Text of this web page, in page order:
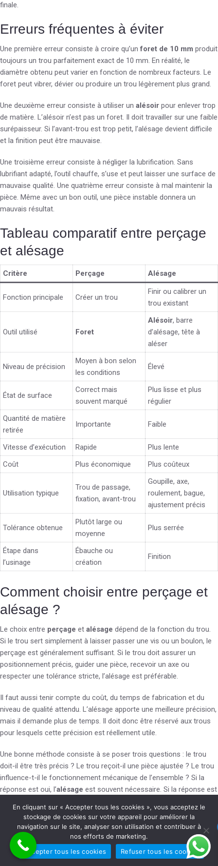
finale.
Erreurs fréquentes à éviter
Une première erreur consiste à croire qu’unforet de 10 mm produit
toujours un trou parfaitement exact de 10 mm. En réalité, le
diamètre obtenu peut varier en fonction de nombreux facteurs. Le
foret peut vibrer, dévier ou produire un trou légèrement plus grand.
Une deuxième erreur consiste à utiliser un alésoir pour enlever trop
de matière. L’alésoir n’est pas un foret. Il doit travailler sur une faible
surépaisseur. Si l’avant-trou est trop petit, l’alésage devient difficile
et la finition peut être mauvaise.
Une troisième erreur consiste à négliger la lubrification. Sans
lubrifiant adapté, l’outil chauffe, s’use et peut laisser une surface de
mauvaise qualité. Une quatrième erreur consiste à mal maintenir la
pièce. Même avec un bon outil, une pièce instable donnera un
mauvais résultat.
Tableau comparatif entre perçage
et alésage
Critère Perçage Alésage
Fonction principale Créer un trou
Finir ou calibrer un
trou existant
Outil utilisé Foret
Alésoir, barre
d’alésage, tête à
aléser
Niveau de précision
Moyen à bon selon
les conditions
Élevé
État de surface
Correct mais
souvent marqué
Plus lisse et plus
régulier
Quantité de matière
retirée
Importante Faible
Vitesse d’exécution Rapide
Plus lente
Coût
Plus économique Plus coûteux
Utilisation typique
Trou de passage,
fixation, avant-trou
Goupille, axe,
roulement, bague,
ajustement précis
Tolérance obtenue
Plutôt large ou
moyenne
Plus serrée
Étape dans
l’usinage
Ébauche ou
création
Finition
Comment choisir entre perçage et
alésage ?
Le choix entre perçage et alésage dépend de la fonction du trou.
Si le trou sert simplement à laisser passer une vis ou un boulon, le
perçage est généralement suffisant. Si le trou doit assurer un
positionnement précis, guider une pièce, recevoir un axe ou
respecter une tolérance stricte, l’alésage est préférable.
Il faut aussi tenir compte du coût, du temps de fabrication et du
niveau de qualité attendu. L’alésage apporte une meilleure précision,
mais il demande plus de temps. Il doit donc être réservé aux trous
pour lesquels cette précision est réellement utile.
Une bonne méthode consiste à se poser trois questions : le trou
doit-il être très précis ? Le trou reçoit-il une pièce ajustée ? Le trou
influence-t-il le fonctionnement mécanique de l’ensemble ? Si la
réponse est oui, l’alésage est souvent nécessaire. Si la réponse est
FAQ sur le perçage et l’alésage de
trous précis
En cliquant sur « Accepter tous les cookies », vous acceptez le
stockage de cookies sur votre appareil pour améliorer la
navigation sur le site, analyser son utilisation et contribuer à
nos efforts de marketing.
Accepter tous les cookies
Refuser tous les cookies